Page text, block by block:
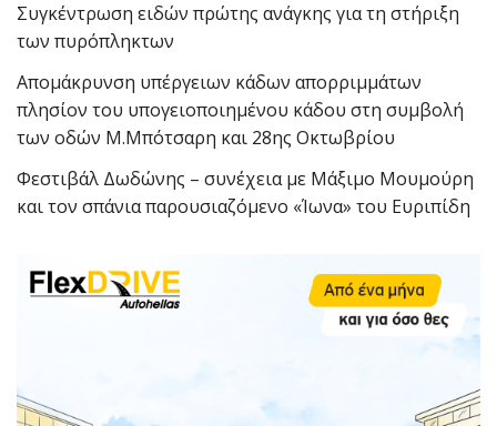
Συγκέντρωση ειδών πρώτης ανάγκης για τη στήριξη
των πυρόπληκτων
Απομάκρυνση υπέργειων κάδων απορριμμάτων
πλησίον του υπογειοποιημένου κάδου στη συμβολή
των οδών Μ.Μπότσαρη και 28ης Οκτωβρίου
Φεστιβάλ Δωδώνης – συνέχεια με Μάξιμο Μουμούρη
και τον σπάνια παρουσιαζόμενο «Ίωνα» του Ευριπίδη